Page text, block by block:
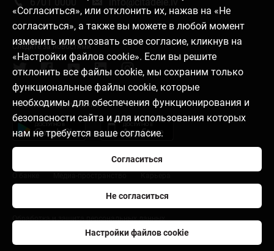
«Согласиться», или отклонить их, нажав на «Не
согласиться», а также вы можете в любой момент
изменить или отозвать свое согласие, кликнув на
«Настройки файлов cookie». Если вы решите
отклонить все файлы cookie, мы сохраним только
функциональные файлы cookie, которые
необходимы для обеспечения функционирования и
безопасности сайта и для использования которых
нам не требуется ваше согласие.
Согласиться
Не согласиться
Настройки файлов cookie
Следите за новостями
Установить приложение
Настройки файлов cookie
Developers Portal (PSD2)